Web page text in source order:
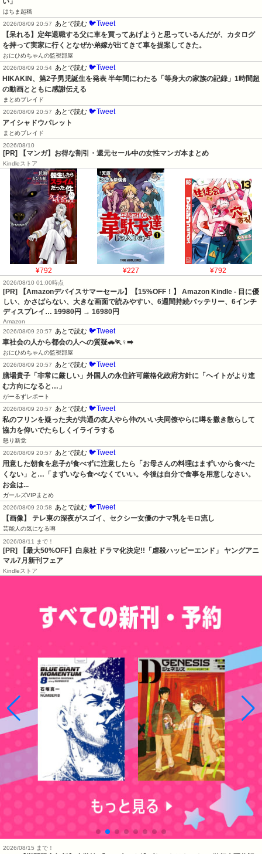
はちま起稿
2026/08/09 20:57
あとで読む 🐦Tweet
【呆れる】定年退職する父に車を買ってあげようと思っているんだが、カタログ
を持って実家に行くとなぜか弟嫁が出てきて車を提案してきた。
おにひめちゃんの監視部屋
2026/08/09 20:54 あとで読む 🐦Tweet
HIKAKIN、第2子男児誕生を発表 半年間にわたる「等身大の家族の記録」1時間超
の動画とともに感謝伝える
まとめブレイド
2026/08/09 20:57
あとで読む 🐦Tweet
アイシャドウパレット
まとめブレイド
2026/08/10
[PR] 【マンガ】お得な割引・還元セール中の女性マンガ本まとめ
Kindleストア
¥792 ¥227 ¥792
2026/08/10 01:00時点
[PR] 【Amazonデバイスサマーセール】【15%OFF！】 Amazon Kindle - 目に優
しい、かさばらない、大きな画面で読みやすい、6週間持続バッテリー、6インチ
ディスプレイ… 19980円 → 16980円
Amazon
2026/08/09 20:57
あとで読む 🐦Tweet
車社会の人から都会の人への質疑🚗🏃♀️➡️
おにひめちゃんの監視部屋
2026/08/09 20:57
あとで読む 🐦Tweet
膳場貴子「非常に厳しい」外国人の永住許可厳格化政府方針に「ヘイトがより進
む方向になると…」
がーるずレポート
2026/08/09 20:57
あとで読む 🐦Tweet
私のフリンを疑った夫が共通の友人やら仲のいい夫同僚やらに噂を撒き散らして
協力を仰いでたらしくイライラする
怒り新党
2026/08/09 20:57
あとで読む 🐦Tweet
用意した朝食を息子が食べずに注意したら「お母さんの料理はまずいから食べた
くない」と…「まずいなら食べなくていい。今後は自分で食事を用意しなさい。
お金は...
ガールズVIPまとめ
2026/08/09 20:58
あとで読む 🐦Tweet
【画像】 テレ東の深夜がスゴイ、セクシー女優のナマ乳をモロ流し
芸能人の気になる噂
2026/08/11 まで！
[PR] 【最大50%OFF】白泉社 ドラマ化決定!!「虐殺ハッピーエンド」 ヤングアニ
マル7月新刊フェア
Kindleストア
2026/08/15 まで！